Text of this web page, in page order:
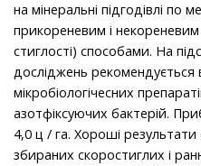
на мінеральні підгодівлі по
прикореневим і
стиглості) способами. На
досліджень рекомендується
мікробіологічесних
азотфіксуючих бактерій.
4,0 ц / га. Хороші результати
збираних скоростиглих і